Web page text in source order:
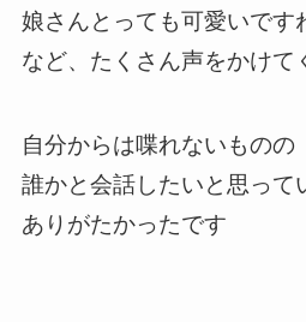
娘さんとっても可愛いです
など、たくさん声をかけて
自分からは喋れないものの
誰かと会話したいと思って
ありがたかったです